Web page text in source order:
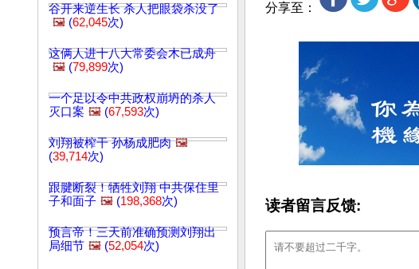
谷开来逆生长 杀人把眼袋杀没了
🖼️ (62,045次)
这俩人进十八大常委会木已成舟
🖼️ (79,899次)
一个足以令中共政权崩坍的杀人
灭口案 🖼️ (67,593次)
刘翔被榨干 孙杨成肥肉 🖼️
(39,714次)
跟腱断裂！牺牲刘翔 中共保住里
子和面子 🖼️ (198,368次)
预言帝！三天前准确预测刘翔出
局细节 🖼️ (52,054次)
分享至：
读者留言反馈: